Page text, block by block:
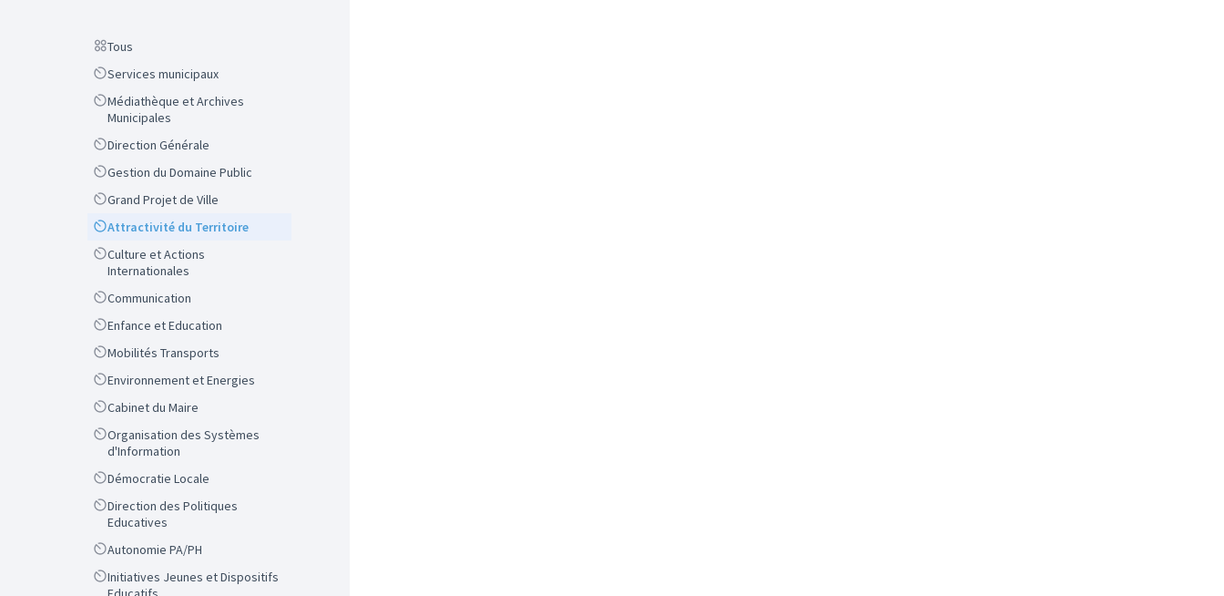
Scope
Tous
ScopeServices municipaux
Scope
Médiathèque et Archives
Municipales
ScopeDirection Générale
ScopeGestion du Domaine Public
ScopeGrand Projet de Ville
ScopeAttractivité du Territoire
Scope
Culture et Actions
Internationales
ScopeCommunication
ScopeEnfance et Education
ScopeMobilités Transports
ScopeEnvironnement et Energies
ScopeCabinet du Maire
Scope
Organisation des Systèmes
d'Information
ScopeDémocratie Locale
Scope
Direction des Politiques
Educatives
ScopeAutonomie PA/PH
Scope
Initiatives Jeunes et Dispositifs